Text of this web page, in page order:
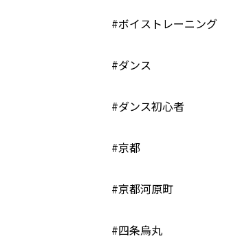
#ボイストレーニング
#ダンス
#ダンス初心者
#京都
#京都河原町
#四条烏丸